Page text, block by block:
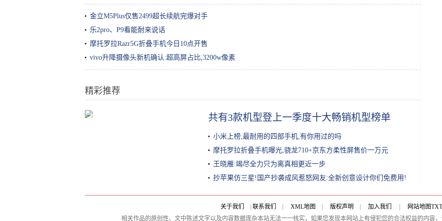
金立M5Plus仅售2499超长续航完爆对手
乐2pro、P9看能耐来说话
摩托罗拉Razr5G折叠手机今日10点开售
vivo升降摄像头新机确认:超高屏占比,3200w像素
精彩推荐
青千万:现流行的潮色调配方法，美
共有3款机型登上一季度十大畅销机型榜单
小米上榜,最耐用的四部手机,有你用过的吗
摩托罗拉折叠手机曝光,骁龙710+京东方柔性屏售价一万元
王晓雁:竭尽全力只为离真相更近一步
抄苹果仿三星!国产抄袭成风惹怒网友:全新创意设计你们免费用!
关于我们 联系我们 XML地图 版权声明 加入我们 网站地图TXT
相关作品的原创性、文中陈述文字以及内容数据庞杂本站无法一一核实，如果您发现本网站上有侵犯您的合法权益的内容，